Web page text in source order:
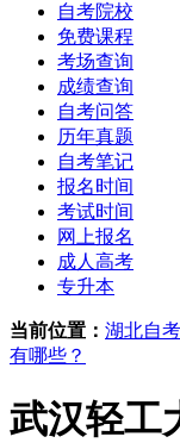
自考院校
免费课程
考场查询
成绩查询
自考问答
历年真题
自考笔记
报名时间
考试时间
网上报名
成人高考
专升本
当前位置： 湖北自
有哪些？
武汉轻工